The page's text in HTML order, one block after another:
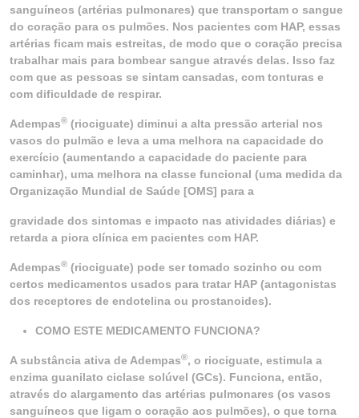
sanguíneos (artérias pulmonares) que transportam o sangue
do coração para os pulmões. Nos pacientes com HAP, essas
artérias ficam mais estreitas, de modo que o coração precisa
trabalhar mais para bombear sangue através delas. Isso faz
com que as pessoas se sintam cansadas, com tonturas e
com dificuldade de respirar.
Adempas® (riociguate) diminui a alta pressão arterial nos
vasos do pulmão e leva a uma melhora na capacidade do
exercício (aumentando a capacidade do paciente para
caminhar), uma melhora na classe funcional (uma medida da
Organização Mundial de Saúde [OMS] para a
gravidade dos sintomas e impacto nas atividades diárias) e
retarda a piora clínica em pacientes com HAP.
Adempas® (riociguate) pode ser tomado sozinho ou com
certos medicamentos usados para tratar HAP (antagonistas
dos receptores de endotelina ou prostanoides).
COMO ESTE MEDICAMENTO FUNCIONA?
A substância ativa de Adempas®, o riociguate, estimula a
enzima guanilato ciclase solúvel (GCs). Funciona, então,
através do alargamento das artérias pulmonares (os vasos
sanguíneos que ligam o coração aos pulmões), o que torna